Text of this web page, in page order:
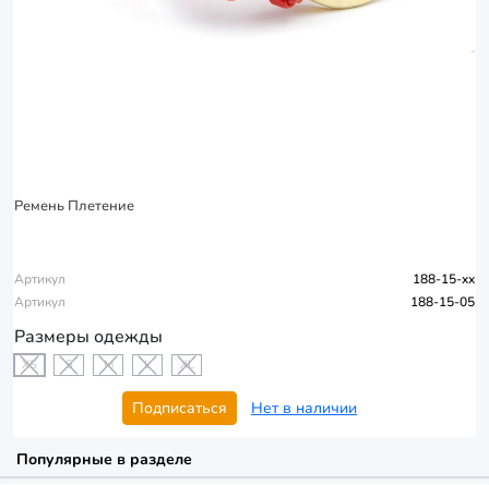
Ремень Плетение
Артикул
188-15-xx
Артикул
188-15-05
Размеры одежды
XS S M L XL
Подписаться Нет в наличии
Популярные в разделе